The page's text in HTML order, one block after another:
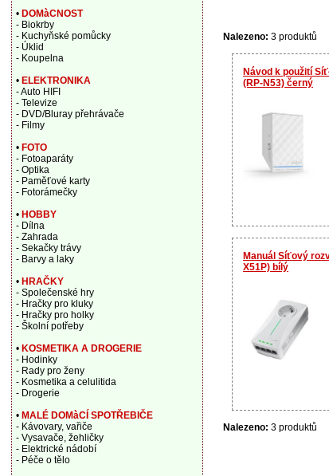
Nalezeno: 3 produktů
Návod k použití
(RP-N53) černý
Manuál Síťový
X51P) bílý
Nalezeno: 3 produktů
• DOMàCNOST
- Biokrby
- Kuchyňské pomůcky
- Úklid
- Koupelna
• ELEKTRONIKA
- Auto HIFI
- Televize
- DVD/Bluray přehrávače
- Filmy
• FOTO
- Fotoaparáty
- Optika
- Paměťové karty
- Fotorámečky
• HOBBY
- Dílna
- Zahrada
- Sekačky trávy
- Barvy a laky
• HRAČKY
- Společenské hry
- Hračky pro kluky
- Hračky pro holky
- Školní potřeby
• KOSMETIKA A DROGERIE
- Hodinky
- Rady pro ženy
- Kosmetika a celulitida
- Drogerie
• MALÉ DOMàCÍ SPOTŘEBIČE
- Kávovary, vařiče
- Vysavače, žehličky
- Elektrické nádobí
- Péče o tělo